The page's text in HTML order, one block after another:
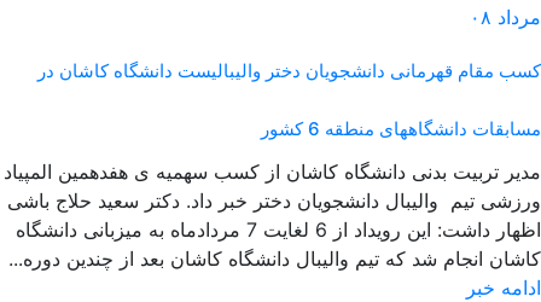
۰۸ مرداد
کسب مقام قهرمانی دانشجویان دختر والیبالیست دانشگاه کاشان در
مسابقات دانشگاههای منطقه 6 کشور
مدیر تربیت بدنی دانشگاه کاشان از کسب سهمیه ی هفدهمین المپیاد
ورزشی تیم والیبال دانشجویان دختر خبر داد. دکتر سعید حلاج باشی
اظهار داشت: این رویداد از 6 لغایت 7 مردادماه به میزبانی دانشگاه
کاشان انجام شد که تیم والیبال دانشگاه کاشان بعد از چندین دوره...
ادامه خبر